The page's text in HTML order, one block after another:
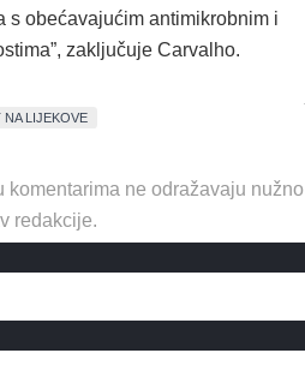
s obećavajućim antimikrobnim i
zaključuje Carvalho.
LIJEKOVE
komentarima ne odražavaju nužno
redakcije.